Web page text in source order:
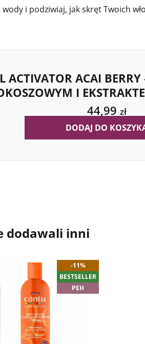
i podziwiaj, jak skręt Twoich
ACTIVATOR ACAI
I
44,99 zł
DODAJ DO
dodawali inni
-11%
BESTSELLER
PEH